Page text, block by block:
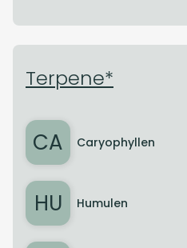
Terpene*
CA Caryophyllen
HU Humulen